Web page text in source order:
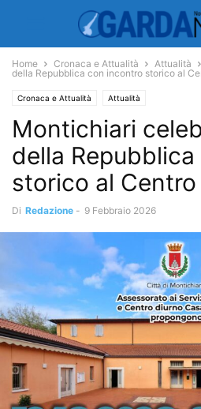
Home Cronaca e Attualità Attualità
della Repubblica con incontro storico al
Cronaca e Attualità Attualità
Montichiari
della
storico al
Di Redazione - 9 Febbraio 2026